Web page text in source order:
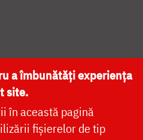
CATEDRALA NAȚIONALĂ
a îmbunătăți experiența
site.
în această pagină
fișierelor de tip